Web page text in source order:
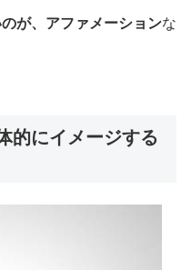
が、アファメーションな
的にイメージする